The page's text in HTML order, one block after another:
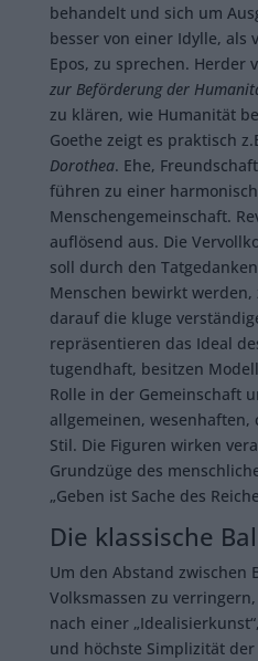
behandelt und sich um
besser von einer Idylle, als
Epos, zu sprechen. Herder
zur Beförderung der
zu klären, wie Humanität
Goethe zeigt es praktisch
Dorothea. Ehe,
führen zu einer
Menschengemeinschaft.
auflösend aus. Die
soll durch den
Menschen bewirkt werden,
darauf die kluge
repräsentieren das Ideal
tugendhaft, besitzen
Rolle in der Gemeinschaft
allgemeinen, wesenhaften,
Stil. Die Figuren wirken
Grundzüge des
„Geben ist Sache des
Die klassische
Um den Abstand zwischen
Volksmassen zu
nach einer
und höchste Simplizität